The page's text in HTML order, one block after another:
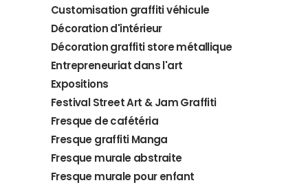
Customisation graffiti véhicule
Décoration d'intérieur
Décoration graffiti store métallique
Entrepreneuriat dans l'art
Expositions
Festival Street Art & Jam Graffiti
Fresque de cafétéria
Fresque graffiti Manga
Fresque murale abstraite
Fresque murale pour enfant